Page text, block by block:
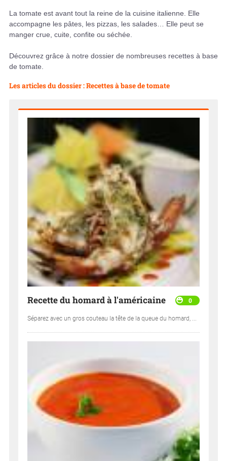
La tomate est avant tout la reine de la cuisine italienne. Elle
accompagne les pâtes, les pizzas, les salades… Elle peut se
manger crue, cuite, confite ou séchée.
Découvrez grâce à notre dossier de nombreuses recettes à base
de tomate.
Les articles du dossier : Recettes à base de tomate
0
Recette du homard à l'américaine
Séparez avec un gros couteau la tête de la queue du homard, ...